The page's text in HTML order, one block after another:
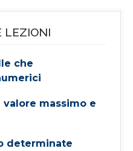
LEZIONI
che
massimo e
determinate